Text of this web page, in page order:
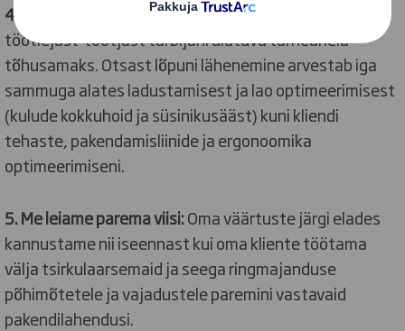
4. Maksimeerida tarnetõhusust:Pakend muudab
töötlejast-tootjast tarbijani ulatuva tarneahela
tõhusamaks. Otsast lõpuni lähenemine arvestab iga
sammuga alates ladustamisest ja lao optimeerimisest
(kulude kokkuhoid ja süsinikusääst) kuni kliendi
tehaste, pakendamisliinide ja ergonoomika
optimeerimiseni.
5. Me leiame parema viisi:Oma väärtuste järgi elades
kannustame nii iseennast kui oma kliente töötama
välja tsirkulaarsemaid ja seega ringmajanduse
põhimõtetele ja vajadustele paremini vastavaid
pakendilahendusi.